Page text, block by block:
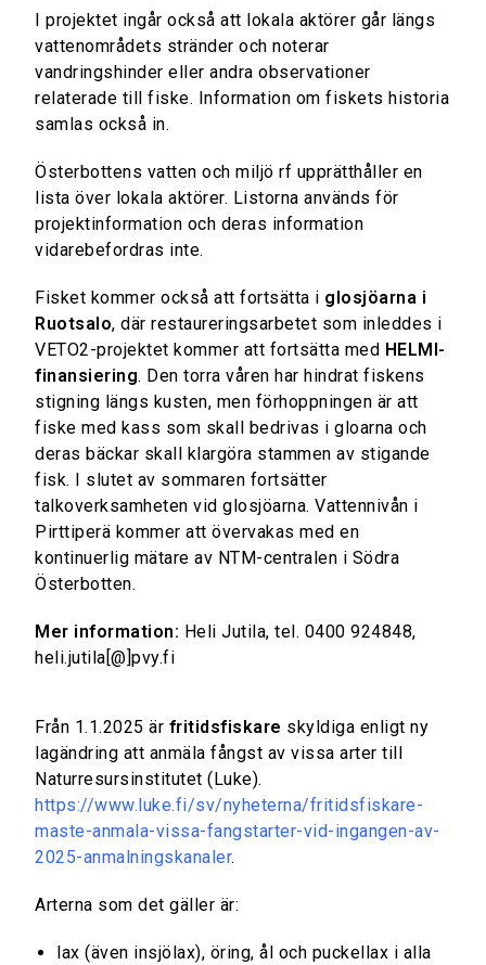
I projektet ingår också att lokala aktörer går längs
vattenområdets stränder och noterar
vandringshinder eller andra observationer
relaterade till fiske. Information om fiskets historia
samlas också in.
Österbottens vatten och miljö rf upprätthåller en
lista över lokala aktörer. Listorna används för
projektinformation och deras information
vidarebefordras inte.
Fisket kommer också att fortsätta i glosjöarna i
Ruotsalo, där restaureringsarbetet som inleddes i
VETO2-projektet kommer att fortsätta med HELMI-
finansiering. Den torra våren har hindrat fiskens
stigning längs kusten, men förhoppningen är att
fiske med kass som skall bedrivas i gloarna och
deras bäckar skall klargöra stammen av stigande
fisk. I slutet av sommaren fortsätter
talkoverksamheten vid glosjöarna. Vattennivån i
Pirttiperä kommer att övervakas med en
kontinuerlig mätare av NTM-centralen i Södra
Österbotten.
Mer information: Heli Jutila, tel. 0400 924848,
heli.jutila[@]pvy.fi
Från 1.1.2025 är fritidsfiskare skyldiga enligt ny
lagändring att anmäla fångst av vissa arter till
Naturresursinstitutet (Luke).
https://www.luke.fi/sv/nyheterna/fritidsfiskare-
maste-anmala-vissa-fangstarter-vid-ingangen-av-
2025-anmalningskanaler.
Arterna som det gäller är:
lax (även insjölax), öring, ål och puckellax i alla